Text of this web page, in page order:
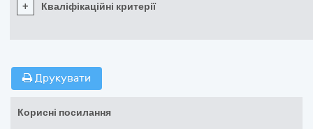
+ Кваліфікаційні критерії
Друкувати
Корисні посилання